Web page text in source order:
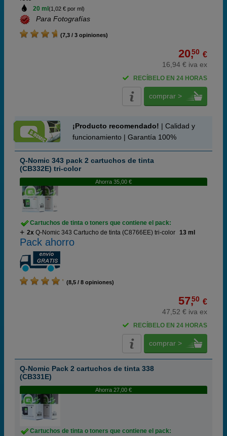
20 ml (1,02 € por ml)
Para Fotografías
(7,3 / 3 opiniones)
20,50 €
16,94 € iva ex
RECÍBELO EN 24 HORAS
comprar >
¡Producto recomendado! | Calidad y
funcionamiento | Garantía 100%
Q-Nomic 343 pack 2 cartuchos de tinta
(CB332E) tri-color
Ahorra 35,00 €
Cartuchos de tinta o toners que contiene el pack:
2x Q-Nomic 343 Cartucho de tinta (C8766EE) tri-color 13 ml
Pack ahorro
(8,5 / 8 opiniones)
57,50 €
47,52 € iva ex
RECÍBELO EN 24 HORAS
comprar >
Q-Nomic Pack 2 cartuchos de tinta 338
(CB331E)
Ahorra 27,00 €
Cartuchos de tinta o toners que contiene el pack: